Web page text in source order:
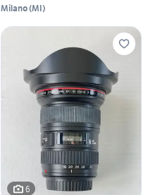
Milano(MI)
6